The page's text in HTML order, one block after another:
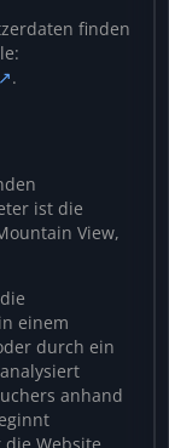
finden
.
ist die
View,
einem
durch ein
anhand